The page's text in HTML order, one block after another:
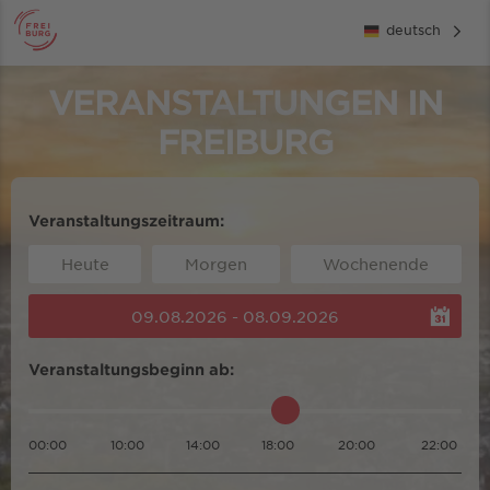
deutsch
VERANSTALTUNGEN IN
FREIBURG
Veranstaltungszeitraum:
Heute Morgen Wochenende
09.08.2026 - 08.09.2026
Veranstaltungsbeginn ab:
00:00 10:00 14:00 18:00 20:00 22:00